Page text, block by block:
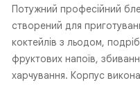
Потужний професійний
створений для
коктейлів з льодом,
фруктових напоїв,
харчування. Корпус